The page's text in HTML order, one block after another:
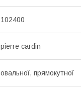
102400
pierre cardin
овальної, прямокутної